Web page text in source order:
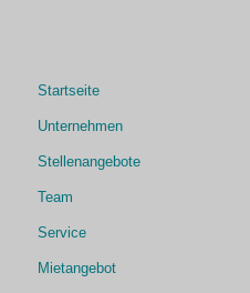
Startseite
Unternehmen
Stellenangebote
Team
Service
Mietangebot